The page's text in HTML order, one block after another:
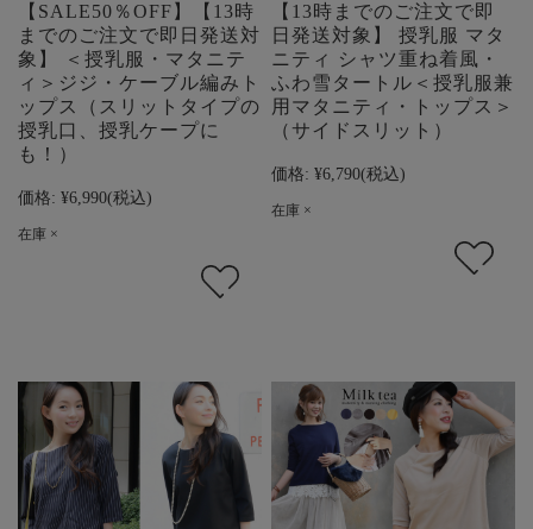
【SALE50％OFF】【13時
までのご注文で即日発送対
象】 ＜授乳服・マタニテ
ィ＞ジジ・ケーブル編みト
ップス（スリットタイプの
授乳口、授乳ケープに
も！）
価格: ¥6,990(税込)
在庫 ×
【13時までのご注文で即
日発送対象】 授乳服 マタ
ニティ シャツ重ね着風・
ふわ雪タートル＜授乳服兼
用マタニティ・トップス＞
（サイドスリット）
価格: ¥6,790(税込)
在庫 ×